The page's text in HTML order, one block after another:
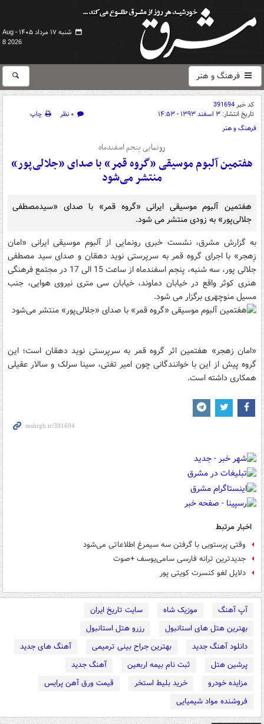
شنبه ۱۷ مرداد ۱۴۰۵ -
Aug
8 2026
فرهنگ و هنر
کد خبر391694
تاریخ انتشار: ۳ اسفند ۱۳۹۳ - ۱۴:۵۳ ۰ نظر
چاپ
فرهنگ و هنر
رونمایی پنجم اسفندماه
هفتمین آلبوم موسیقی «گروه قمر» با صدای «جلالی‌پور»
منتشر می‌شود
هفتمین آلبوم موسیقی ایرانی «گروه قمر» با صدای «سیدمصطفی
جلالی‌پور» به زودی منتشر می شود.
به گزارش مشرق، نشست خبری رونمایی از آلبوم موسیقی ایرانی «امان
زِهجر» با اجرای گروه قمر به سرپرستی نوید دهقان و صدای سید مصطفی
جلالی پور، سه شنبه، پنجم اسفندماه از ساعت 15 الی 17 در مجتمع فرهنگی
هنری کوثر واقع در خیابان دماوند، خیابان سی متری نیروی هوایی، جنب
مسیل منوچهری برگزار می شود.
«امان زهجر» هفتمین اثر گروه قمر به سرپرستی نوید دهقان است؛ این
گروه پیش از این با خوانندگانی چون امیر تفتی، سینا سرلک و سالار عقیلی
همکاری داشته است.
اخبار مرتبط
وقتی پرستویی با گرفتن سه سیمرغ اطلاعاتی می‌شود
جدیدترین ترانه فارسی سامی‌یوسف +صوت
دلایل لغو کنسرت کویتی پور
آپ آهنگ موزیک شاه
سایت تاریخ ایران
بهترین هتل های استانبول
رزرو هتل استانبول
دانلود آهنگ جدید
بهترین جراح بینی ترمیمی
آهنگ های جدید
پرشین هتل
ثبت نام بیمه اربعین
آهنگ جدید
مزایده خودرو
خرید بلیط استخر
قیمت ورق آهن پرایس
فروشنده مواد شیمیایی